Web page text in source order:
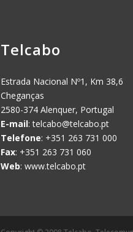
Telcabo
Estrada Nacional Nº1, Km 38,6
Cheganças
2580-374 Alenquer, Portugal
E-mail:telcabo@telcabo.pt
Telefone: +351 263 731 000
Fax: +351 263 731 060
Web: www.telcabo.pt